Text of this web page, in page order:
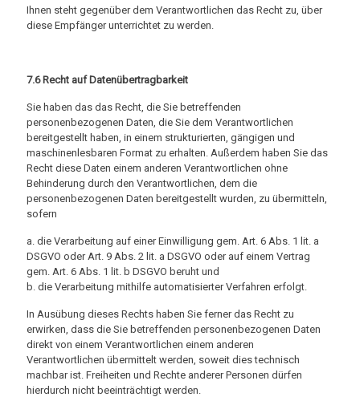
Ihnen steht gegenüber dem Verantwortlichen das Recht zu, über
diese Empfänger unterrichtet zu werden.
7.6 Recht auf Datenübertragbarkeit
Sie haben das das Recht, die Sie betreffenden
personenbezogenen Daten, die Sie dem Verantwortlichen
bereitgestellt haben, in einem strukturierten, gängigen und
maschinenlesbaren Format zu erhalten. Außerdem haben Sie das
Recht diese Daten einem anderen Verantwortlichen ohne
Behinderung durch den Verantwortlichen, dem die
personenbezogenen Daten bereitgestellt wurden, zu übermitteln,
sofern
a. die Verarbeitung auf einer Einwilligung gem. Art. 6 Abs. 1 lit. a
DSGVO oder Art. 9 Abs. 2 lit. a DSGVO oder auf einem Vertrag
gem. Art. 6 Abs. 1 lit. b DSGVO beruht und
b. die Verarbeitung mithilfe automatisierter Verfahren erfolgt.
In Ausübung dieses Rechts haben Sie ferner das Recht zu
erwirken, dass die Sie betreffenden personenbezogenen Daten
direkt von einem Verantwortlichen einem anderen
Verantwortlichen übermittelt werden, soweit dies technisch
machbar ist. Freiheiten und Rechte anderer Personen dürfen
hierdurch nicht beeinträchtigt werden.